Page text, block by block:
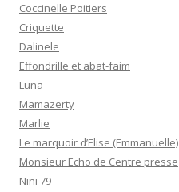
Coccinelle Poitiers
Criquette
Dalinele
Effondrille et abat-faim
Luna
Mamazerty
Marlie
Le marquoir d’Elise (Emmanuelle)
Monsieur Echo de Centre presse
Nini 79